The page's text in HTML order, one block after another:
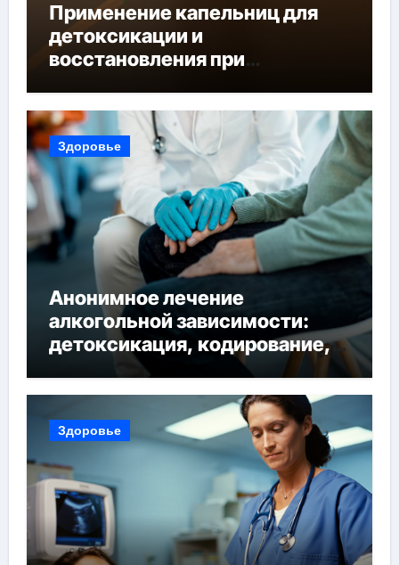
Применение капельниц для
детоксикации и
восстановления при
Здоровье
Анонимное лечение
алкогольной зависимости:
детоксикация, кодирование,
реабилитация, полный курс и
конфиденциальность
Здоровье